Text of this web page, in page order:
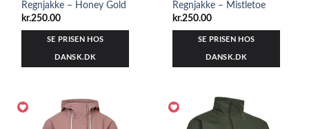
Regnjakke – Honey Gold
kr.250.00
SE PRISEN HOS
DANSK.DK
Regnjakke – Mistletoe
kr.250.00
SE PRISEN HOS
DANSK.DK